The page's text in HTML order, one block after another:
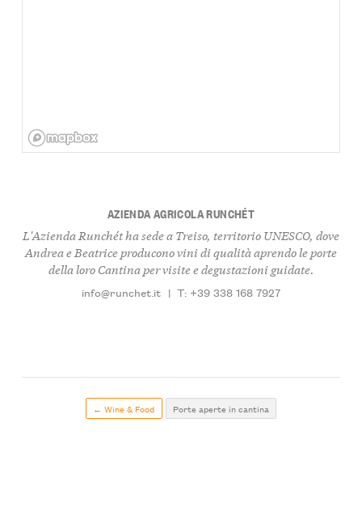
AZIENDA AGRICOLA RUNCHÉT
L'Azienda Runchét ha sede a Treiso, territorio UNESCO, dove
Andrea e Beatrice producono vini di qualità aprendo le porte
della loro Cantina per visite e degustazioni guidate.
info@runchet.it | T: +39 338 168 7927
← Wine & Food Porte aperte in cantina